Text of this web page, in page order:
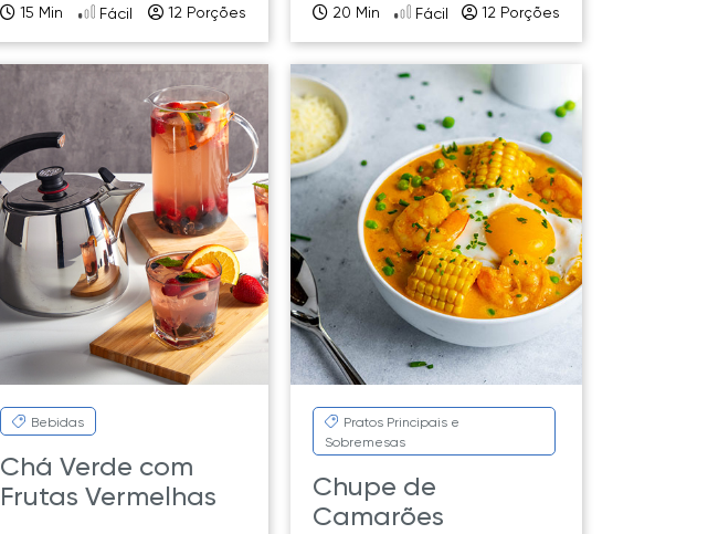
15 Min Fácil 12 Porções 20 Min Fácil 12 Porções
Bebidas
Chá Verde com
Frutas Vermelhas
Pratos Principais e
Sobremesas
Chupe de
Camarões